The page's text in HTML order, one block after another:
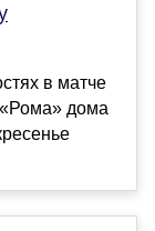
в матче
дома